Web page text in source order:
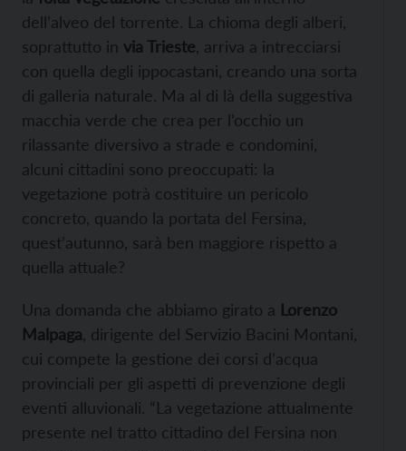
dell’alveo del torrente. La chioma degli alberi,
soprattutto in via Trieste , arriva a intrecciarsi
con quella degli ippocastani, creando una sorta
di galleria naturale. Ma al di là della suggestiva
macchia verde che crea per l’occhio un
rilassante diversivo a strade e condomini,
alcuni cittadini sono preoccupati: la
vegetazione potrà costituire un pericolo
concreto, quando la portata del Fersina,
quest’autunno, sarà ben maggiore rispetto a
quella attuale?
Una domanda che abbiamo girato a Lorenzo
Malpaga , dirigente del Servizio Bacini Montani,
cui compete la gestione dei corsi d’acqua
provinciali per gli aspetti di prevenzione degli
eventi alluvionali. “La vegetazione attualmente
presente nel tratto cittadino del Fersina non